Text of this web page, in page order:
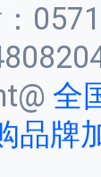
全
品牌